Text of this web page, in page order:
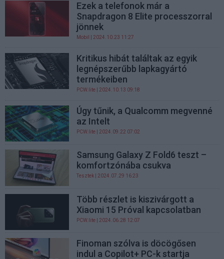
Ezek a telefonok már a
Snapdragon 8 Elite processzorral
jönnek
Mobil | 2024.10.23 11:27
Kritikus hibát találtak az egyik
legnépszerűbb lapkagyártó
termékeiben
PCW.lite | 2024.10.13 09:18
Úgy tűnik, a Qualcomm megvenné
az Intelt
PCW.lite | 2024.09.22 07:02
Samsung Galaxy Z Fold6 teszt –
komfortzónába csukva
Tesztek | 2024.07.29 16:23
Több részlet is kiszivárgott a
Xiaomi 15 Próval kapcsolatban
PCW.lite | 2024.06.28 12:07
Finoman szólva is döcögősen
indul a Copilot+ PC-k startja